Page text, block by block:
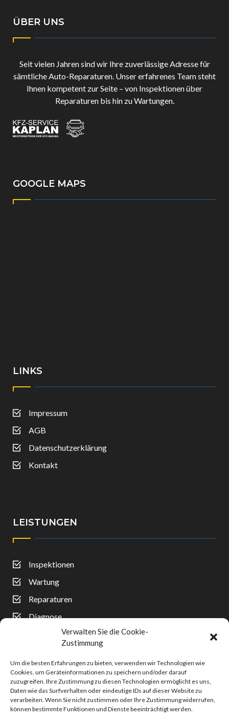
Verwalten Sie die Cookie-
Zustimmung
Um die besten Erfahrungen zu bieten, verwenden wir Technologien wie
Cookies, um Geräteinformationen zu speichern und/oder darauf
zuzugreifen. Ihre Zustimmung zu diesen Technologien ermöglicht es uns,
Daten wie das Surfverhalten oder eindeutige IDs auf dieser Website zu
verarbeiten. Wenn Sie nicht zustimmen oder Ihre Zustimmung widerrufen,
können bestimmte Funktionen und Dienste beeinträchtigt werden.
ÜBER UNS
Seit vielen Jahren sind wir Ihre zuverlässige Adresse für
sämtliche Auto-Reparaturen. Unser erfahrenes Team steht
Ihnen kompetent zur Seite – von Inspektionen über
Reparaturen bis hin zu Wartungen.
GOOGLE MAPS
LINKS
Impressum
AGB
Datenschutzerklärung
Kontakt
LEISTUNGEN
Inspektionen
Wartung
Reparaturen
Diagnose
Reifenwechsel
Unfallreparaturen
Klimaanlagen